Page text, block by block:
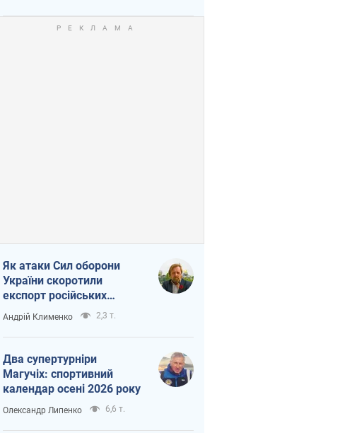
у Києві
Як атаки Сил оборони
України скоротили
експорт російських
нафтопродуктів
Андрій Клименко 2,3 т.
Два супертурніри
Магучіх: спортивний
календар осені 2026 року
Олександр Липенко 6,6 т.